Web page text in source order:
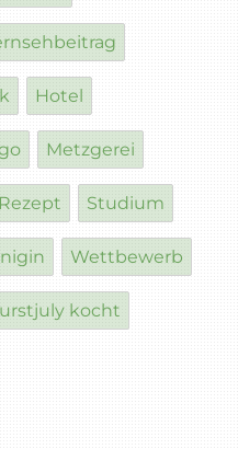
Hotel
Metzgerei
Rezept Studium
Wettbewerb
kocht